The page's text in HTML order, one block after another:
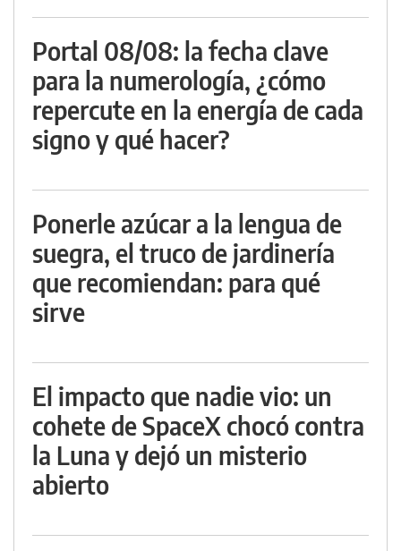
Portal 08/08: la fecha clave
para la numerología, ¿cómo
repercute en la energía de cada
signo y qué hacer?
Ponerle azúcar a la lengua de
suegra, el truco de jardinería
que recomiendan: para qué
sirve
El impacto que nadie vio: un
cohete de SpaceX chocó contra
la Luna y dejó un misterio
abierto